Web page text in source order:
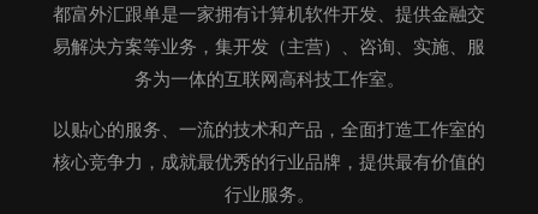
都富外汇跟单是一家拥有计算机软件开发、提供金融交
易解决方案等业务，集开发（主营）、咨询、实施、服
务为一体的互联网高科技工作室。
以贴心的服务、一流的技术和产品，全面打造工作室的
核心竞争力，成就最优秀的行业品牌，提供最有价值的
行业服务。